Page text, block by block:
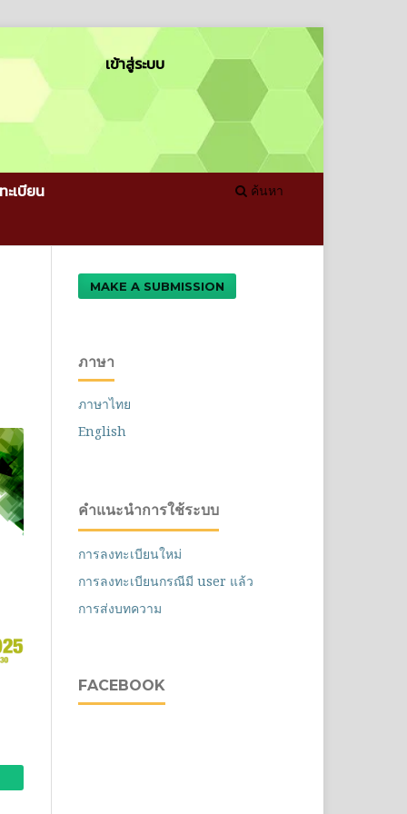
ะเบียน ค้นหา
เข้าสู่ระบบ
MAKE A SUBMISSION
ภาษา
ภาษาไทย
English
คำแนะนำการใช้ระบบ
การลงทะเบียนใหม่
การลงทะเบียนกรณีมี user แล้ว
การส่งบทความ
FACEBOOK